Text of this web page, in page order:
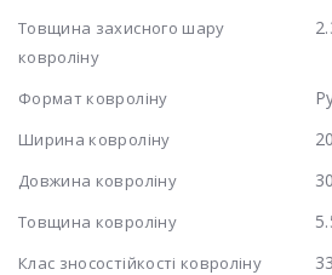
Товщина захисного шару
ковроліну
Формат ковроліну
Ширина ковроліну
Довжина ковроліну
Товщина ковроліну
Клас зносостійкості ковроліну 33